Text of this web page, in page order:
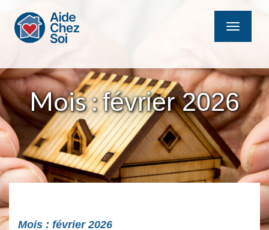
MENU
Mois :février 2026
Mois : février 2026